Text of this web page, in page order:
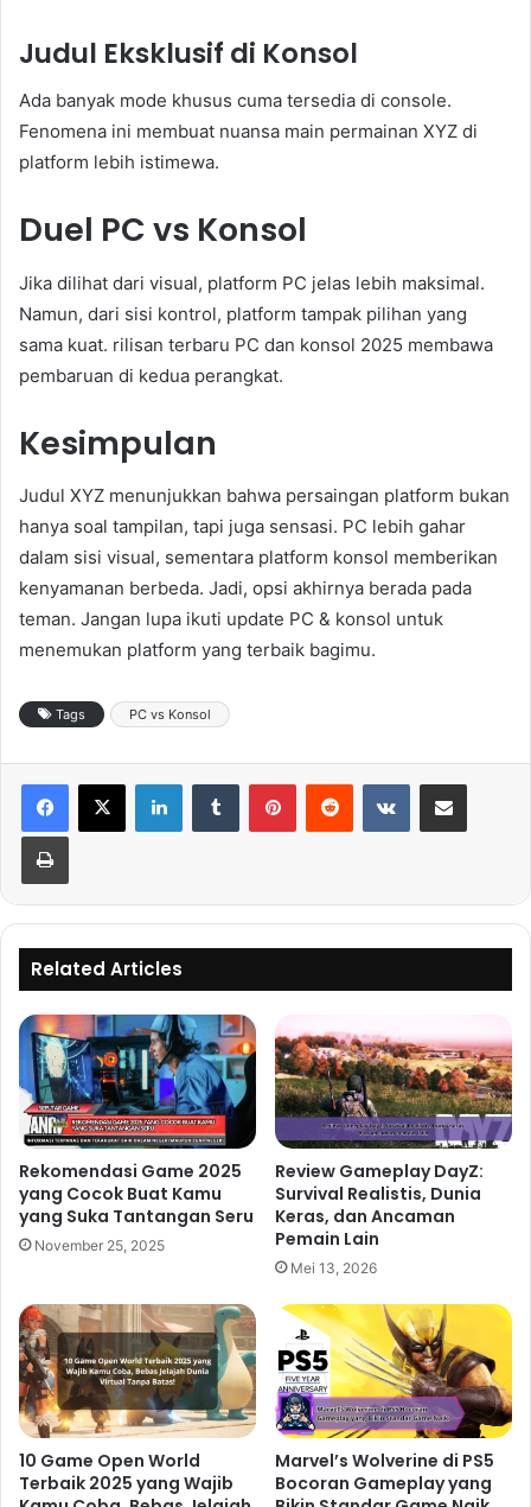
Judul Eksklusif di Konsol
Ada banyak mode khusus cuma tersedia di console.
Fenomena ini membuat nuansa main permainan XYZ di
platform lebih istimewa.
Duel PC vs Konsol
Jika dilihat dari visual, platform PC jelas lebih maksimal.
Namun, dari sisi kontrol, platform tampak pilihan yang
sama kuat. rilisan terbaru PC dan konsol 2025 membawa
pembaruan di kedua perangkat.
Kesimpulan
Judul XYZ menunjukkan bahwa persaingan platform bukan
hanya soal tampilan, tapi juga sensasi. PC lebih gahar
dalam sisi visual, sementara platform konsol memberikan
kenyamanan berbeda. Jadi, opsi akhirnya berada pada
teman. Jangan lupa ikuti update PC & konsol untuk
menemukan platform yang terbaik bagimu.
Tags PC vs Konsol
Related Articles
Rekomendasi Game 2025
yang Cocok Buat Kamu
yang Suka Tantangan Seru
November 25, 2025
Review Gameplay DayZ:
Survival Realistis, Dunia
Keras, dan Ancaman
Pemain Lain
Mei 13, 2026
10 Game Open World
Terbaik 2025 yang Wajib
Marvel’s Wolverine di PS5
Bocoran Gameplay yang